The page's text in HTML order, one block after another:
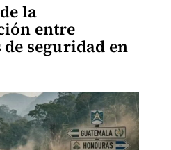
la
entre
seguridad en